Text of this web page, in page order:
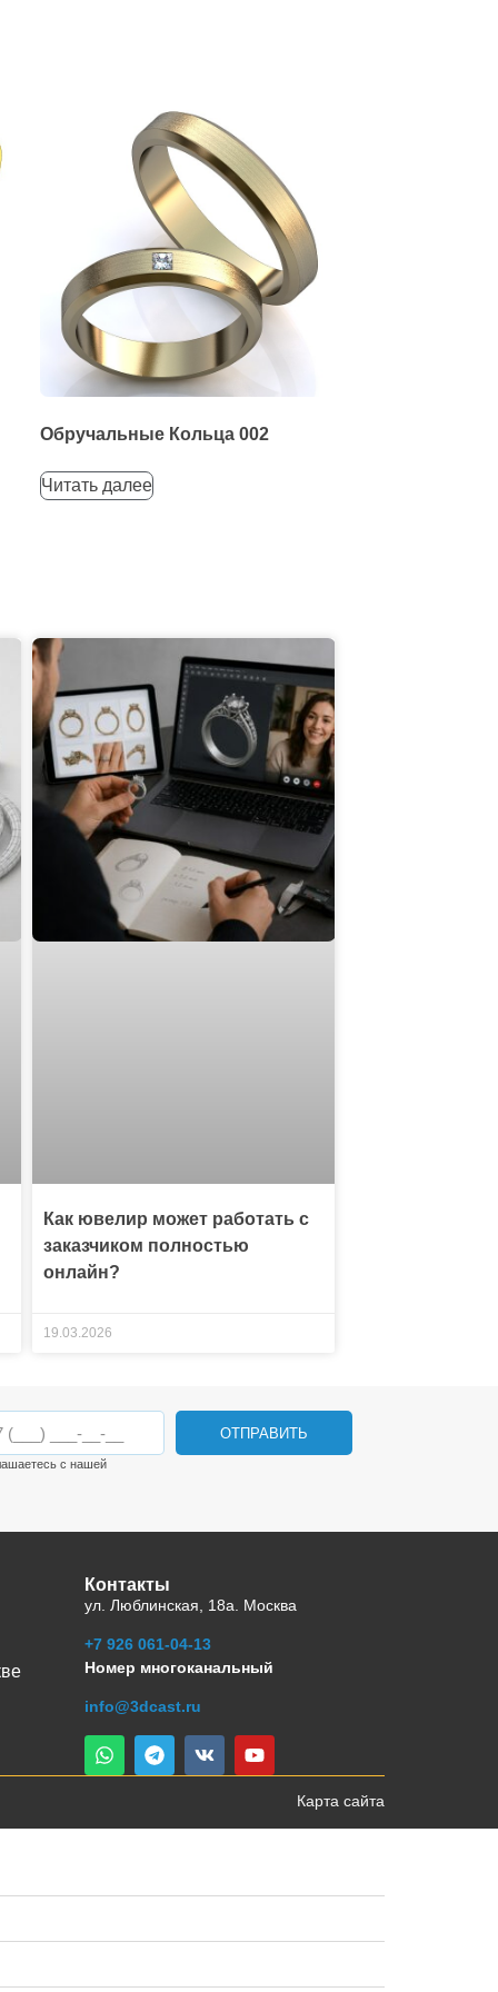
Обручальные Кольца 002
Читать далее
Как ювелир может работать с
заказчиком полностью
онлайн?
19.03.2026
ОТПРАВИТЬ
с нашей
Контакты
ул. Люблинская, 18а. Москва
+7 926 061-04-13
Номер многоканальный
info@3dcast.ru
Карта сайта